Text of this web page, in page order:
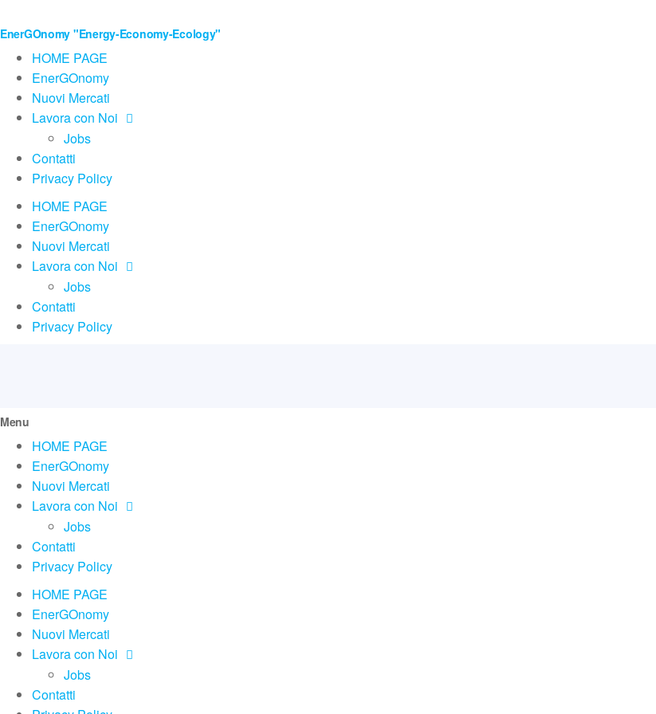
EnerGOnomy "Energy-Economy-Ecology"
HOME PAGE
EnerGOnomy
Nuovi Mercati
Lavora con Noi
Jobs
Contatti
Privacy Policy
HOME PAGE
EnerGOnomy
Nuovi Mercati
Lavora con Noi
Jobs
Contatti
Privacy Policy
Menu
HOME PAGE
EnerGOnomy
Nuovi Mercati
Lavora con Noi
Jobs
Contatti
Privacy Policy
HOME PAGE
EnerGOnomy
Nuovi Mercati
Lavora con Noi
Jobs
Contatti